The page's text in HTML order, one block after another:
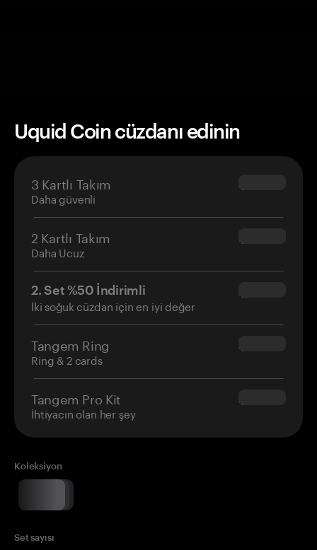
Uquid Coin cüzdanı edinin
3 Kartlı Takım
Daha güvenli
$69.90
2 Kartlı Takım
Daha Ucuz
$54.90
2. Set %50 İndirimli
İki soğuk cüzdan için en iyi değer
$34.95
Tangem Ring
Ring & 2 cards
$160.00
Tangem Pro Kit
İhtiyacın olan her şey
$180.00
Koleksiyon
Set sayısı